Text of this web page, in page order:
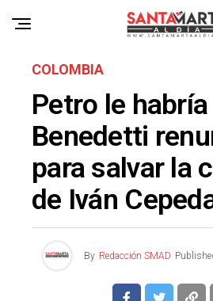
COLOMBIA
Petro le
Benedetti
para salvar la
de Iván
By Redacción SMAD